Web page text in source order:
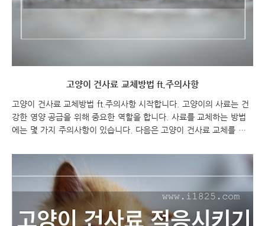
고양이 건사료 교체방법 ft.주의사항
고양이 건사료 교체방법 ft.주의사항 시작합니다. 고양이의 사료는 건
강한 영양 공급을 위해 중요한 역할을 합니다. 사료를 교체하는 방법
에는 몇 가지 주의사항이 있습니다. 다음은 고양이 건사료 교체를 위
ft.주의사항 고양이 건사료 고양이 건사료 교체방법 ft.주의사항 고양
이의 건강을 위해 올바른 사료가 중요합니다. 사료를 교체할 때에는 몇
가지 주의사항을 지켜야 합니다. 이를테면, 점진적인 변화와 적절한 혼
합, 먹이 양과 빈도 조절, 사료 및 먹이의 준비, 그리고 물 급여 등이 있
습니다. 이제 각각의 주의사항을 자세히 알아보겠습니다. 점진적인 변
화와 적절한 혼합: 고양이 건사료 교체할 때에는 급격한 변화를 피해